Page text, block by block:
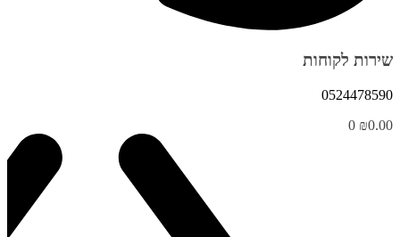
שירות לקוחות
0524478590
₪0.00
0